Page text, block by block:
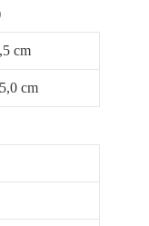
cm
cm